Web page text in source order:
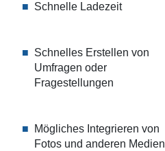
Schnelle Ladezeit
Schnelles Erstellen von
Umfragen oder
Fragestellungen
Mögliches Integrieren von
Fotos und anderen Medien